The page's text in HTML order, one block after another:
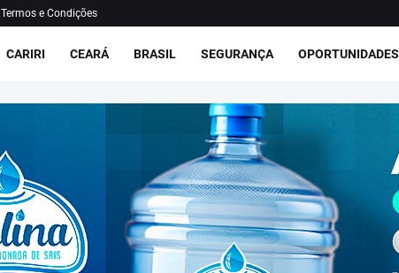
Termos e Condições
CARIRI CEARÁ BRASIL SEGURANÇA OPORTUNIDADES